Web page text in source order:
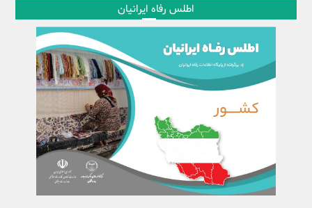
اطلس رفاه ایرانیان